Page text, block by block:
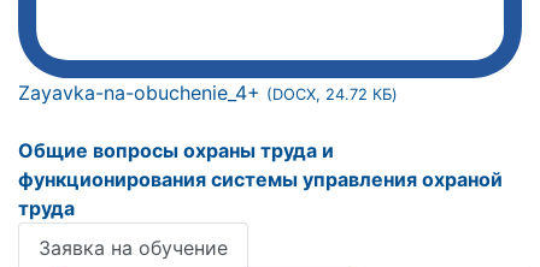
Zayavka-na-obuchenie_4+ (DOCX, 24.72 КБ)
Общие вопросы охраны труда и
функционирования системы управления охраной
труда
Заявка на обучение